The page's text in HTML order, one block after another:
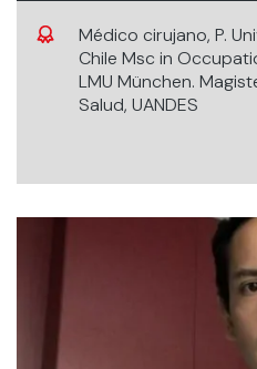
Médico cirujano, P.
Chile Msc in
LMU München.
Salud, UANDES